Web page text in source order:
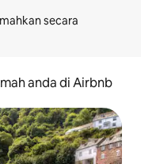
secara
anda di Airbnb